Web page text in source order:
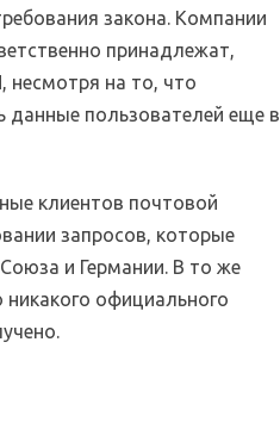
закона. Компании
принадлежат,
несмотря на то, что
данные пользователей еще в
клиентов почтовой
запросов, которые
и Германии. В то же
официального